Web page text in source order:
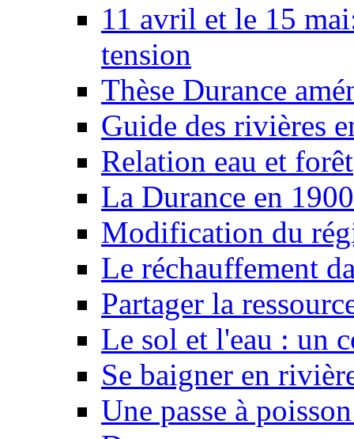
11 avril et le 15
tension
Thèse Durance
Guide des rivières
Relation eau et forêt
La Durance en 1900
Modification du
Le réchauffement
Partager la
Le sol et l'eau : un
Se baigner en
Une passe à